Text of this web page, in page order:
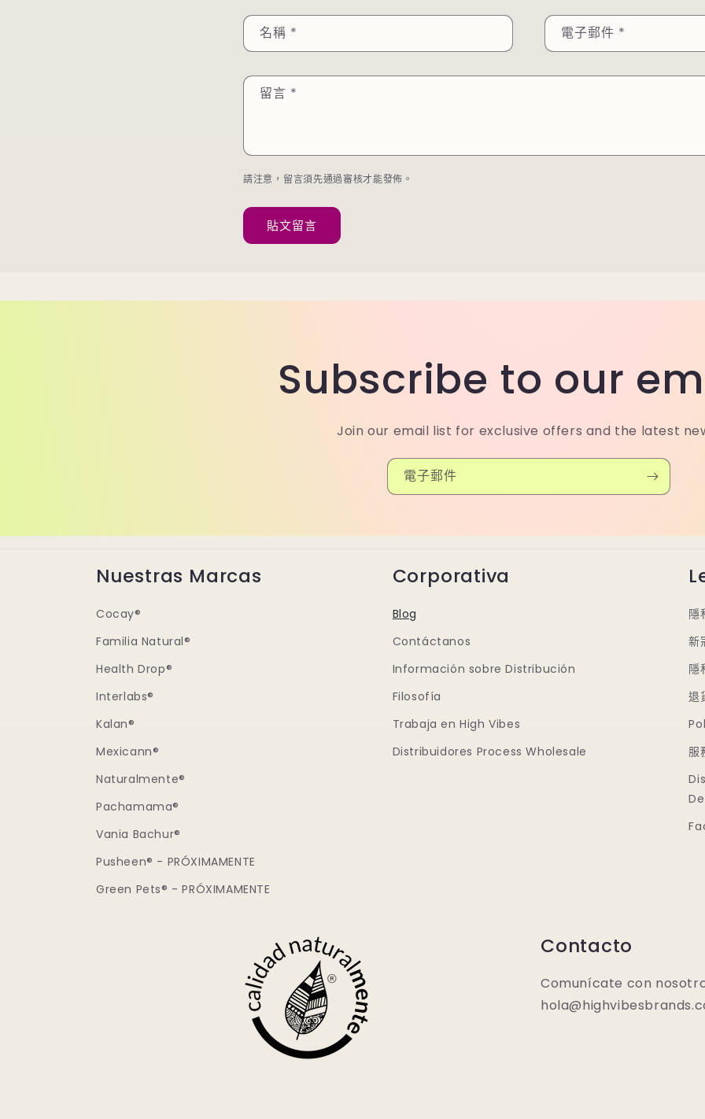
名稱 * 電子郵件 *
留言 *
請注意，留言須先通過審核才能發佈。
Subscribe to our
Join our email list for exclusive offers and the latest
電子郵件
Nuestras Marcas
Cocay®
Familia Natural®
Health Drop®
Interlabs®
Kalan®
Mexicann®
Naturalmente®
Pachamama®
Vania Bachur®
Pusheen® - PRÓXIMAMENTE
Green Pets® - PRÓXIMAMENTE
Corporativa
Blog
Contáctanos
Información sobre Distribución
Filosofía
Trabaja en High Vibes
Distribuidores Process Wholesale
隱
新
隱
退
服
Contacto
Comunícate con